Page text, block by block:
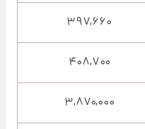
۳۹۷,۶۶۰
۴۰۸,۷۰۰
۳,۸۷۰,۰۰۰